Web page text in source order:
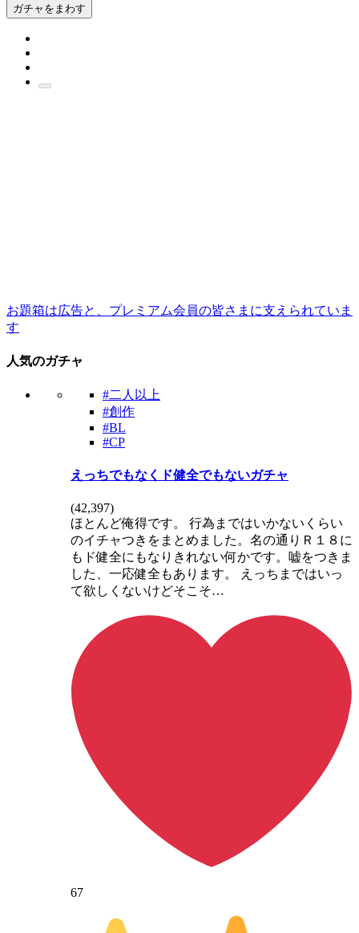
ガチャをまわす
お題箱は広告と、プレミアム会員の皆さまに支えられていま
す
人気のガチャ
#二人以上
#創作
#BL
#CP
えっちでもなくド健全でもないガチャ
(42,397)
ほとんど俺得です。 行為まではいかないくらい
のイチャつきをまとめました。名の通りＲ１８に
もド健全にもなりきれない何かです。嘘をつきま
した、一応健全もあります。 えっちまではいっ
て欲しくないけどそこそ…
67